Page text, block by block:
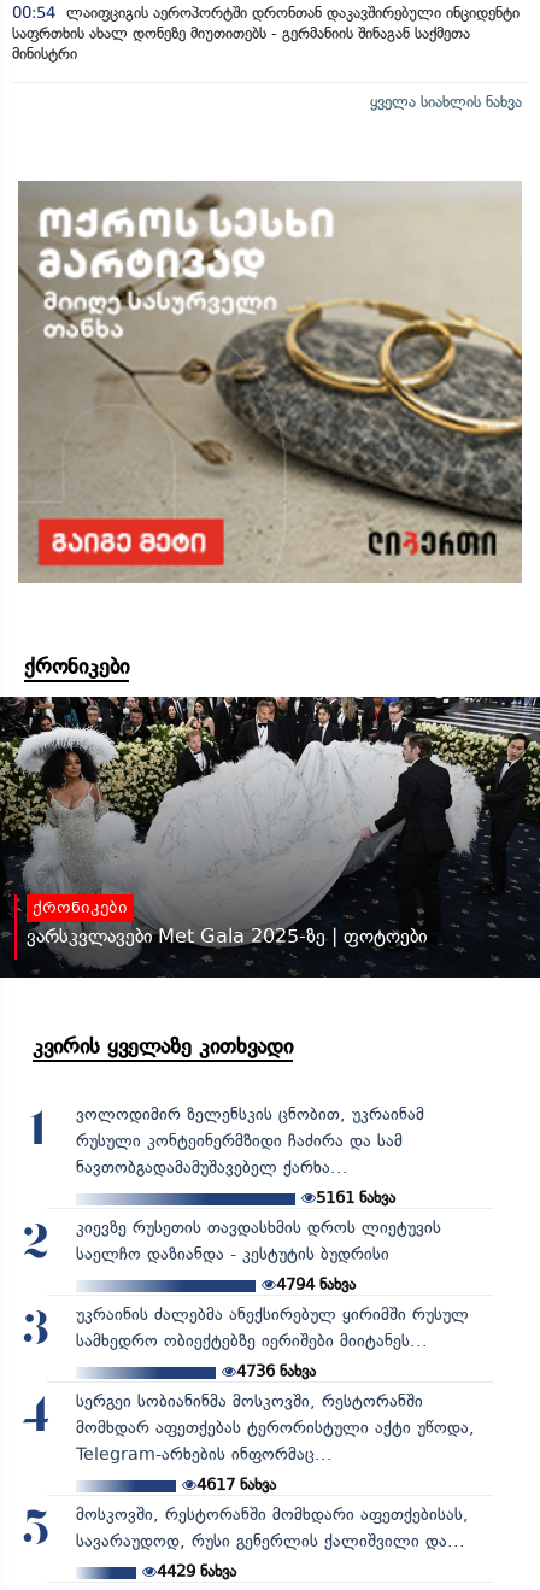
00:54 ლაიფციგის აეროპორტში დრონთან დაკავშირებული ინციდენტი
საფრთხის ახალ დონეზე მიუთითებს - გერმანიის შინაგან საქმეთა
მინისტრი
ყველა სიახლის ნახვა
ქრონიკები
ქრონიკები
ვარსკვლავები Met Gala 2025-ზე | ფოტოები
კვირის ყველაზე კითხვადი
1
ვოლოდიმირ ზელენსკის ცნობით, უკრაინამ
რუსული კონტეინერმზიდი ჩაძირა და სამ
ნავთობგადამამუშავებელ ქარხა...
5161 ნახვა
2
კიევზე რუსეთის თავდასხმის დროს ლიეტუვის
საელჩო დაზიანდა - კესტუტის ბუდრისი
4794ნახვა
3
უკრაინის ძალებმა ანექსირებულ ყირიმში რუსულ
სამხედრო ობიექტებზე იერიშები მიიტანეს...
4736ნახვა
4
სერგეი სობიანინმა მოსკოვში, რესტორანში
მომხდარ აფეთქებას ტერორისტული აქტი უწოდა,
Telegram-არხების ინფორმაც...
4617ნახვა
5
მოსკოვში, რესტორანში მომხდარი აფეთქებისას,
სავარაუდოდ, რუსი გენერლის ქალიშვილი და...
4429ნახვა